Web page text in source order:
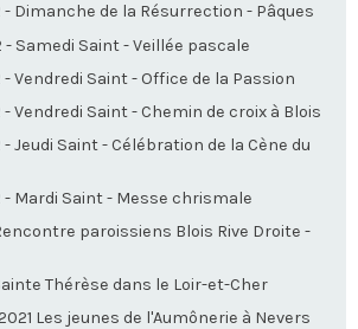
- Dimanche de la Résurrection - Pâques
- Samedi Saint - Veillée pascale
- Vendredi Saint - Office de la Passion
- Vendredi Saint - Chemin de croix à Blois
- Jeudi Saint - Célébration de la Cène du
- Mardi Saint - Messe chrismale
paroissiens Blois Rive Droite -
Thérèse dans le Loir-et-Cher
Les jeunes de l'Aumônerie à Nevers